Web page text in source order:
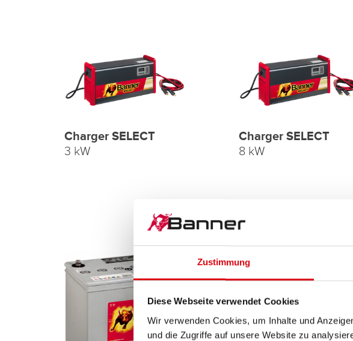
Zustimmung
Diese Webseite verwendet Cookies
Wir verwenden Cookies, um Inhalte und
und die Zugriffe auf unsere Website zu
Charger SELECT
3 kW
Charger SELECT
8 kW